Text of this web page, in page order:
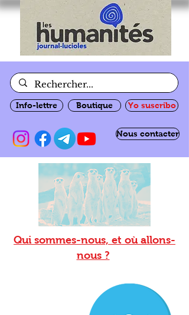
Info-lettre Boutique Yo suscribo
Nous contacter
Qui sommes-nous, et où allons-
nous ?